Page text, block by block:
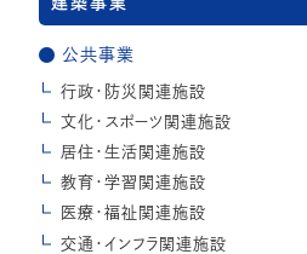
公共事業
行政・防災関連施設
文化・スポーツ関連施設
居住・生活関連施設
教育・学習関連施設
医療・福祉関連施設
交通・インフラ関連施設